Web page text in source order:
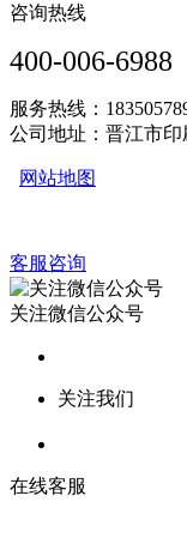
咨询热线
400-006-6988
服务热线：
公司地址：晋江市
网站地图
客服咨询
关注微信公众号
关注我们
在线客服